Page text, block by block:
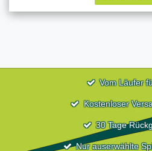
Vom Läufer
Kostenloser
30 Tage
Nur auserwählte